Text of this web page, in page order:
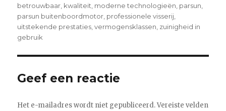
betrouwbaar kwaliteit moderne technologieën parsun
parsun buitenboordmotor professionele visserij
uitstekende prestaties ,vermogensklassen zuinigheid in
gebruik
Geef een reactie
Het e-mailadres wordt niet gepubliceerd. Vereiste velden